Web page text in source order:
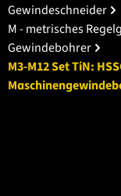
Gewindeschneider
M - metrisches
Gewindebohrer
M3-M12 Set TiN: